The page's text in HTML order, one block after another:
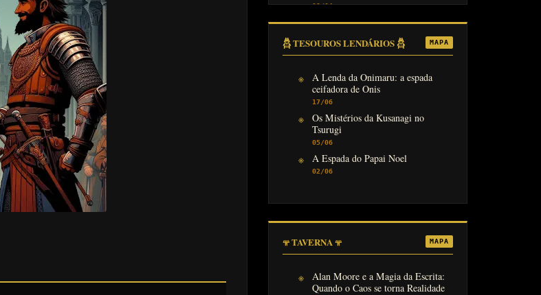
08/04
𓆣 TESOUROS LENDÁRIOS 𓆣 MAPA
A Lenda da Onimaru: a espada
ceifadora de Onis
17/06
Os Mistérios da Kusanagi no
Tsurugi
05/06
A Espada do Papai Noel
02/06
𖥬 TAVERNA 𖥬 MAPA
Alan Moore e a Magia da Escrita:
Quando o Caos se torna Realidade